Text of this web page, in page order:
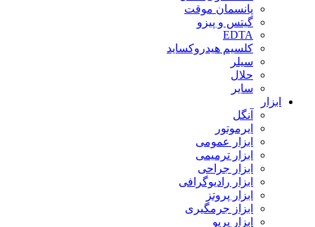
پانسمان موقت
گیتس و پیزو
EDTA
کلسیم هیدروکساید
سیلر
حلال
سایر
ابزار
آنگل
ایرموتور
ابزار عمومی
ابزار ترمیمی
ابزار جراحی
ابزار رادیوگرافی
ابزار پروتز
ابزاز جرمگیری
ابزار پریو